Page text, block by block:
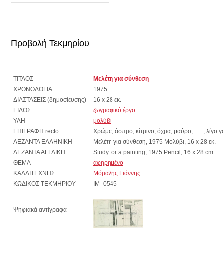
Προβολή Τεκμηρίου
ΤΙΤΛΟΣ
Μελέτη για σύνθεση
ΧΡΟΝΟΛΟΓΙΑ
1975
ΔΙΑΣΤΑΣΕΙΣ (δημοσίευσης)
16 x 28 εκ.
ΕΙΔΟΣ
ζωγραφικό έργο
ΥΛΗ
μολύβι
ΕΠΙΓΡΑΦΗ recto
Χρώμα, άσπρο, κίτρινο, όχρα, μαύρο, ….., λίγο
ΛΕΖΑΝΤΑ ΕΛΛΗΝΙΚΗ
Μελέτη για σύνθεση, 1975 Μολύβι, 16 x 28 εκ.
ΛΕΖΑΝΤΑ ΑΓΓΛΙΚΗ
Study for a painting, 1975 Pencil, 16 x 28 cm
ΘΕΜΑ
αφηρημένο
ΚΑΛΛΙΤΕΧΝΗΣ
Μόραλης Γιάννης
ΚΩΔΙΚΟΣ ΤΕΚΜΗΡΙΟΥ
IM_0545
Ψηφιακά αντίγραφα